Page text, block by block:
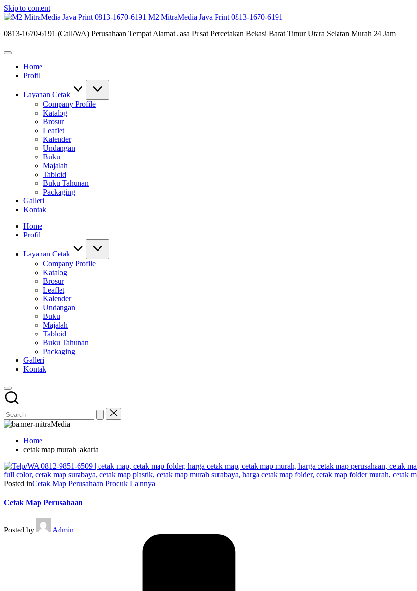
Skip to content
M2 MitraMedia Java Print 0813-1670-6191
0813-1670-6191 (Call/WA) Perusahaan Tempat Alamat Jasa Pusat Percetakan Bekasi Barat Timur Utara Selatan Murah 24 Jam
Home
Profil
Layanan Cetak
Company Profile
Katalog
Brosur
Leaflet
Kalender
Undangan
Buku
Majalah
Tabloid
Buku Tahunan
Packaging
Galleri
Kontak
Home
Profil
Layanan Cetak
Company Profile
Katalog
Brosur
Leaflet
Kalender
Undangan
Buku
Majalah
Tabloid
Buku Tahunan
Packaging
Galleri
Kontak
Home
cetak map murah jakarta
Posted inCetak Map Perusahaan Produk Lainnya
Cetak Map Perusahaan
Posted by Admin